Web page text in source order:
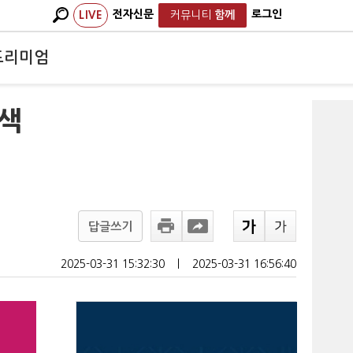
LIVE 전자신문 커뮤니티 함께 로그인
리미엄
답글쓰기
2025-03-31 15:32:30 2025-03-31 16:56:40